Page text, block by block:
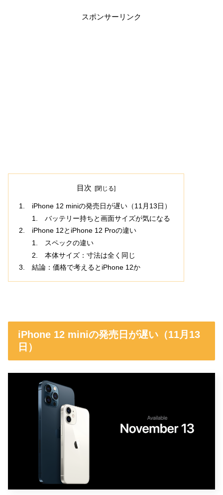
スポンサーリンク
目次
iPhone 12 miniの発売日が遅い（11月13日）
バッテリー持ちと画面サイズが気になる
iPhone 12とiPhone 12 Proの違い
スペックの違い
本体サイズ：寸法は全く同じ
結論：価格で考えるとiPhone 12か
iPhone 12 miniの発売日が遅い（11月13
日）